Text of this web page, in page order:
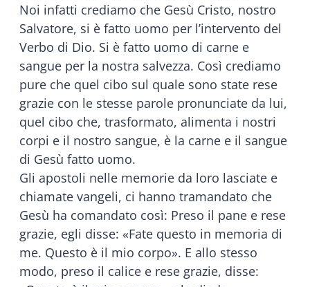
Noi infatti crediamo che Gesù Cristo, nostro
Salvatore, si è fatto uomo per l’intervento del
Verbo di Dio. Si è fatto uomo di carne e
sangue per la nostra salvezza. Così crediamo
pure che quel cibo sul quale sono state rese
grazie con le stesse parole pronunciate da lui,
quel cibo che, trasformato, alimenta i nostri
corpi e il nostro sangue, è la carne e il sangue
di Gesù fatto uomo.
Gli apostoli nelle memorie da loro lasciate e
chiamate vangeli, ci hanno tramandato che
Gesù ha comandato così: Preso il pane e rese
grazie, egli disse: «Fate questo in memoria di
me. Questo è il mio corpo». E allo stesso
modo, preso il calice e rese grazie, disse: